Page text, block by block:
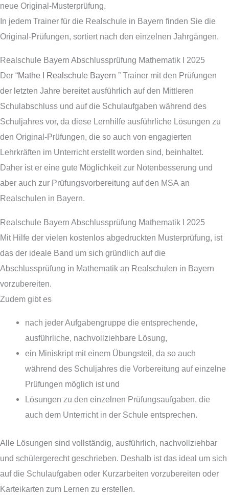
neue Original-Musterprüfung.
In jedem Trainer für die Realschule in Bayern finden Sie die
Original-Prüfungen, sortiert nach den einzelnen Jahrgängen.
Realschule Bayern Abschlussprüfung Mathematik I 2025
Der “Mathe I Realschule Bayern ” Trainer mit den Prüfungen
der letzten Jahre bereitet ausführlich auf den Mittleren
Schulabschluss und auf die Schulaufgaben während des
Schuljahres vor, da diese Lernhilfe ausführliche Lösungen zu
den Original-Prüfungen, die so auch von engagierten
Lehrkräften im Unterricht erstellt worden sind, beinhaltet.
Daher ist er eine gute Möglichkeit zur Notenbesserung und
aber auch zur Prüfungsvorbereitung auf den MSA an
Realschulen in Bayern.
Realschule Bayern Abschlussprüfung Mathematik I 2025
Mit Hilfe der vielen kostenlos abgedruckten Musterprüfung, ist
das der ideale Band um sich gründlich auf die
Abschlussprüfung in Mathematik an Realschulen in Bayern
vorzubereiten.
Zudem gibt es
nach jeder Aufgabengruppe die entsprechende,
ausführliche, nachvollziehbare Lösung,
ein Miniskript mit einem Übungsteil, da so auch
während des Schuljahres die Vorbereitung auf einzelne
Prüfungen möglich ist und
Lösungen zu den einzelnen Prüfungsaufgaben, die
auch dem Unterricht in der Schule entsprechen.
Alle Lösungen sind vollständig, ausführlich, nachvollziehbar
und schülergerecht geschrieben. Deshalb ist das ideal um sich
auf die Schulaufgaben oder Kurzarbeiten vorzubereiten oder
Karteikarten zum Lernen zu erstellen.